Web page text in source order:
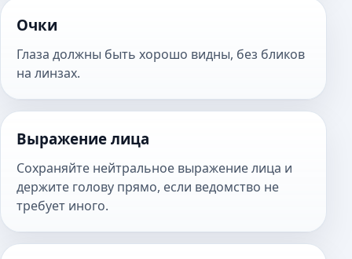
Очки
Глаза должны быть хорошо видны, без бликов
на линзах.
Выражение лица
Сохраняйте нейтральное выражение лица и
держите голову прямо, если ведомство не
требует иного.